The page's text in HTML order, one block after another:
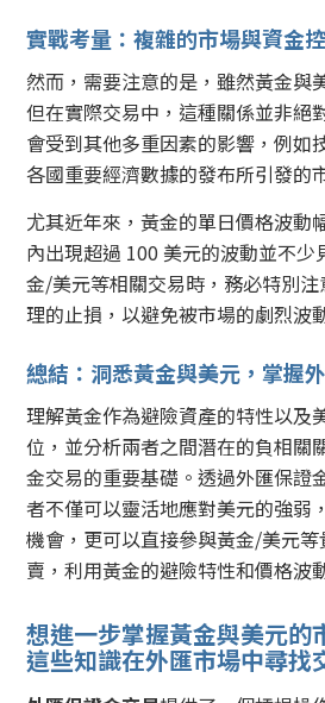
實戰考量：複雜的市場與資金
然而，需要注意的是，雖然黃金與
但在實際交易中，這種關係並非絕
會受到其他多重因素的影響，例如
各國重要經濟數據的發布所引發的
尤其近年來，黃金的單日價格波動
內出現超過 100 美元的波動並不少
金/美元等相關交易時，務必特別
理的止損，以避免被市場的劇烈波
總結：洞悉黃金與美元，掌握
理解黃金作為避險資產的特性以及
位，並分析兩者之間潛在的負相關
金交易的重要基礎。透過外匯保證
者不僅可以靈活地應對美元的強弱
機會，更可以直接參與黃金/美元
賣，利用黃金的避險特性和價格波
想進一步掌握黃金與美元的
這些知識在外匯市場中尋找